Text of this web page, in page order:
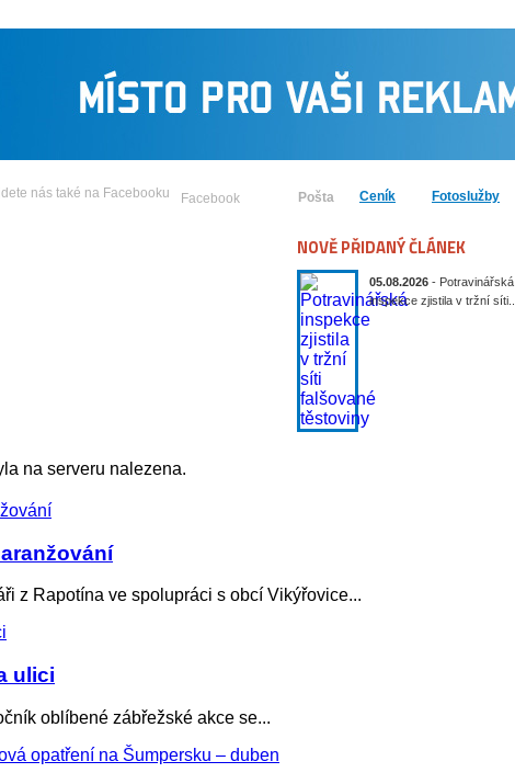
Facebook Pošta Ceník Fotoslužby
NOVĚ PŘIDANÝ ČLÁNEK
05.08.2026 - Potravinářská
inspekce zjistila v tržní síti...
na serveru nalezena.
z Rapotína ve spolupráci s obcí Vikýřovice...
ulici
oblíbené zábřežské akce se...